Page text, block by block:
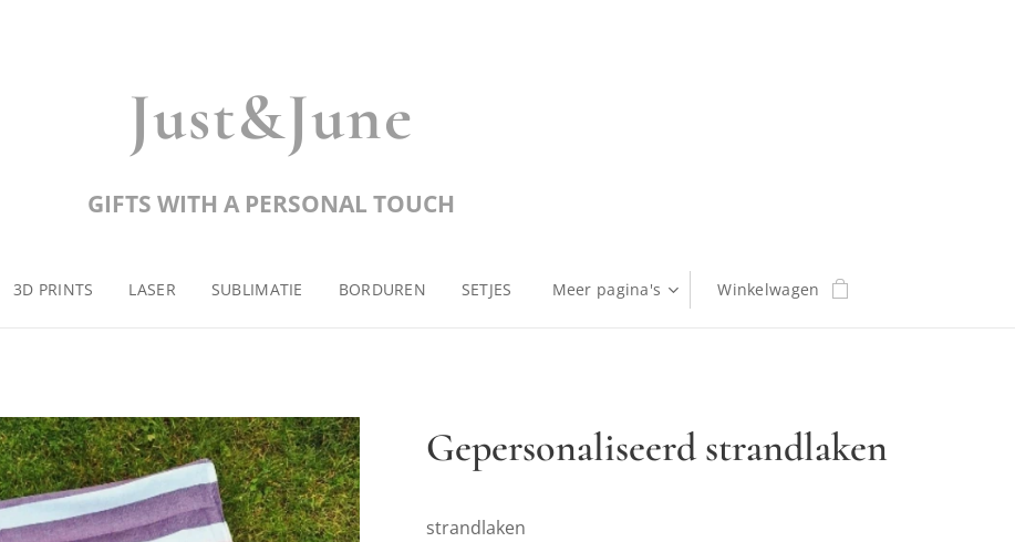
Just&June
GIFTS WITH A PERSONAL TOUCH
3D PRINTS LASER SUBLIMATIE BORDUREN SETJES Meer pagina's Winkelwagen
Gepersonaliseerd strandlaken
strandlaken